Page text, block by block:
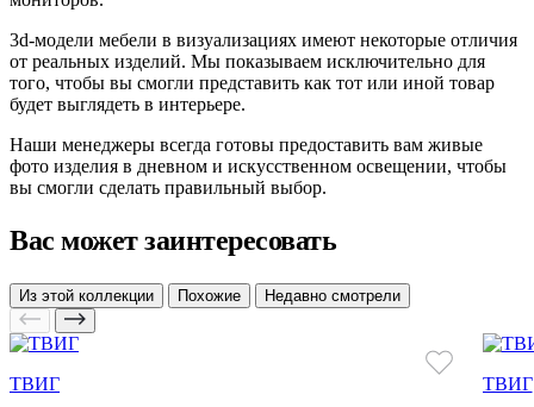
3d-модели мебели в визуализациях имеют некоторые отличия
от реальных изделий. Мы показываем исключительно для
того, чтобы вы смогли представить как тот или иной товар
будет выглядеть в интерьере.
Наши менеджеры всегда готовы предоставить вам живые
фото изделия в дневном и искусственном освещении, чтобы
вы смогли сделать правильный выбор.
Вас может заинтересовать
Из этой коллекции Похожие Недавно смотрели
ТВИГ
ТВИГ